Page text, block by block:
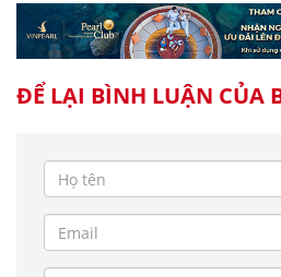
ĐỂ LẠI BÌNH LUẬN CỦA